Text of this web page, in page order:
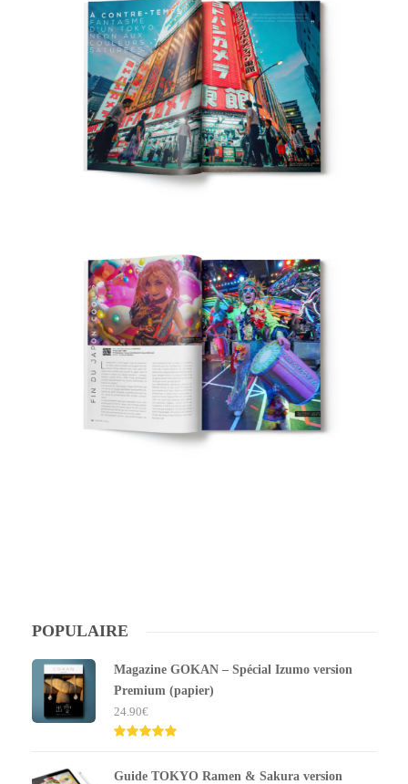
POPULAIRE
Magazine GOKAN – Spécial Izumo version
Premium (papier)
24.90€
sur 5
Guide TOKYO Ramen & Sakura version